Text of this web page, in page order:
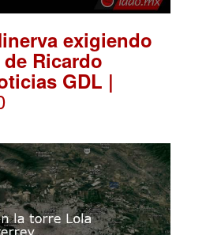
exigiendo
Ricardo
GDL |